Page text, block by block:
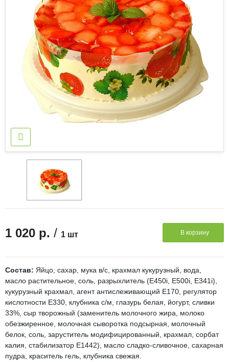
1 020 р. / 1 шт В корзину
Состав: Яйцо, сахар, мука в/с, крахмал кукурузный, вода,
масло растительное, соль, разрыхлитель (Е450i, E500i, E341i),
кукурузный крахмал, агент антислеживающий Е170, регулятор
кислотности Е330, клубника с/м, глазурь белая, йогурт, сливки
33%, сыр творожный (заменитель молочного жира, молоко
обезжиренное, молочная сыворотка подсырная, молочный
белок, соль, заруститель модифицированный, крахмал, сорбат
калия, стабилизатор Е1442), масло сладко-сливочное, сахарная
пудра, краситель гель, клубника свежая.